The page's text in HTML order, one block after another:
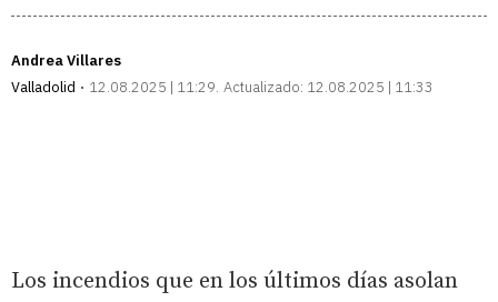
Andrea Villares
Valladolid
12.08.2025 | 11:29 Actualizado: 12.08.2025 | 11:33
Los incendios que en los últimos días asolan